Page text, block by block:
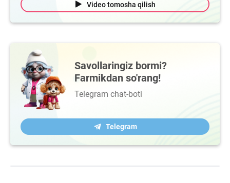
Video tomosha qilish
Savollaringiz bormi?
Farmikdan so'rang!
Telegram chat-boti
Telegram